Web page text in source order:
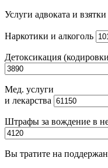
Услуги адвоката и взятки
Наркотики и алкоголь
Детоксикация
Мед. услуги
и лекарства
Штрафы за вождение в
Вы тратите на